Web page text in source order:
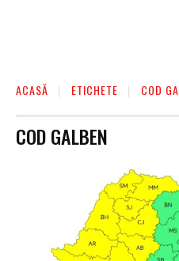
ACASĂ ETICHETE COD
COD GALBEN